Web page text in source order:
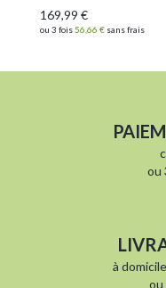
169,99 €
ou 3 fois 56,66 € sans frais
ou
à
ou